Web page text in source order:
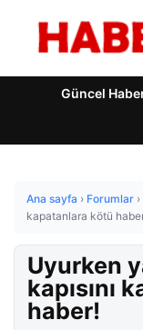
Güncel
Ana sayfa › Forumlar ›
kapatanlara kötü
Uyurken
kapısını
haber!